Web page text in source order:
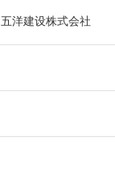
洋建设株式会社